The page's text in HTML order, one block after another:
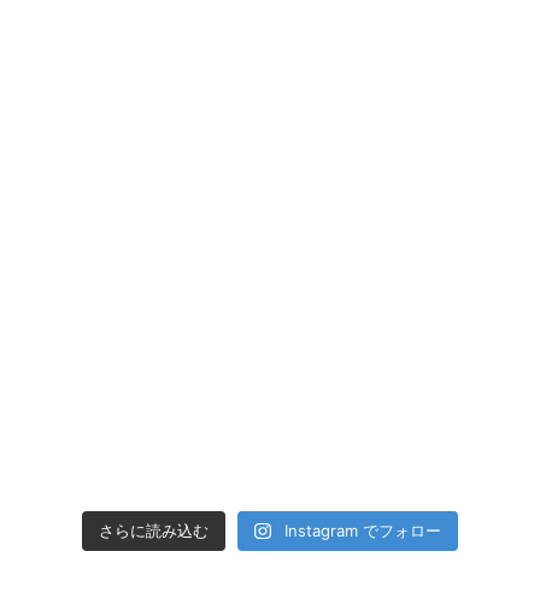
さらに読み込む Instagram でフォロー